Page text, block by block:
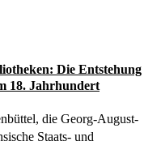
Die Entstehung
18. Jahrhundert
die Georg-August-
Staats- und